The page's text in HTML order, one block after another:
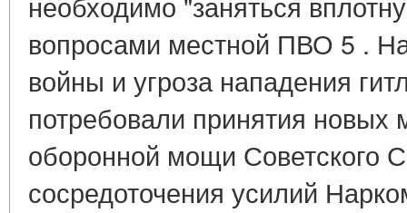
вопросами местной ПВО 5 .
войны и угроза нападения
потребовали принятия
оборонной мощи Советского
сосредоточения усилий